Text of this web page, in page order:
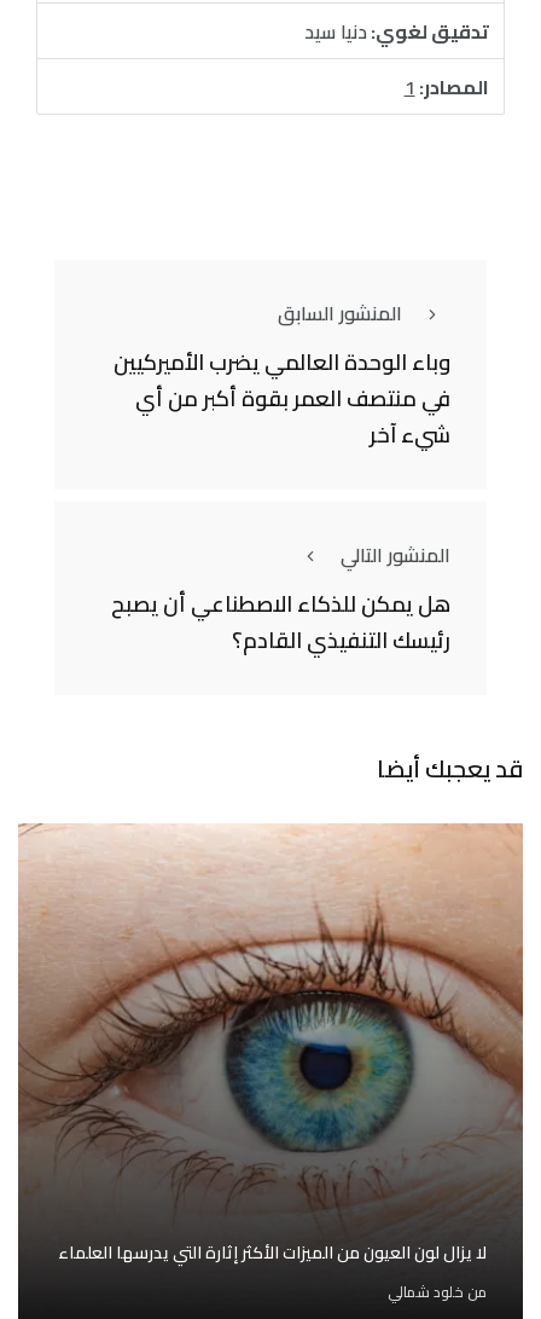
تدقيق لغوي:دنيا سيد
المصادر:1
المنشور السابق
وباء الوحدة العالمي يضرب الأميركيين
في منتصف العمر بقوة أكبر من أي
شيء آخر
المنشور التالي
هل يمكن للذكاء الاصطناعي أن يصبح
رئيسك التنفيذي القادم؟
قد يعجبك أيضا
لا يزال لون العيون من الميزات الأكثر إثارة التي يدرسها العلماء
من خلود شمالي